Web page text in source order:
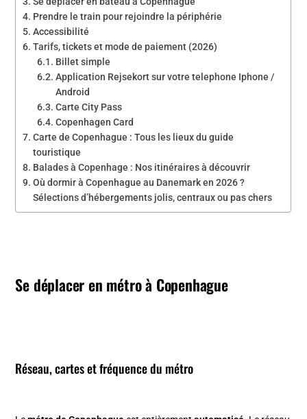
Prendre le train pour rejoindre la périphérie
Accessibilité
Tarifs, tickets et mode de paiement (2026)
Billet simple
Application Rejsekort sur votre telephone Iphone /
Android
Carte City Pass
Copenhagen Card
Carte de Copenhague : Tous les lieux du guide
touristique
Balades à Copenhage : Nos itinéraires à découvrir
Où dormir à Copenhague au Danemark en 2026 ?
Sélections d’hébergements jolis, centraux ou pas chers
Se déplacer en métro à Copenhague
Réseau, cartes et fréquence du métro